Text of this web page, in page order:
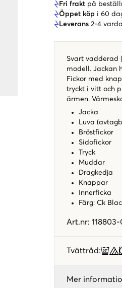
Fri frakt på
Öppet köp i 60
Leverans 2-4
Svart vadderad
modell. Jackan
Fickor med
tryckt i vitt och
ärmen.
Jacka
Luva
Bröstfickor
Sidofickor
Tryck
Muddar
Dragkedja
Knappar
Innerficka
Färg: Ck
Art.nr: 118803-
Tvättråd:
Mer